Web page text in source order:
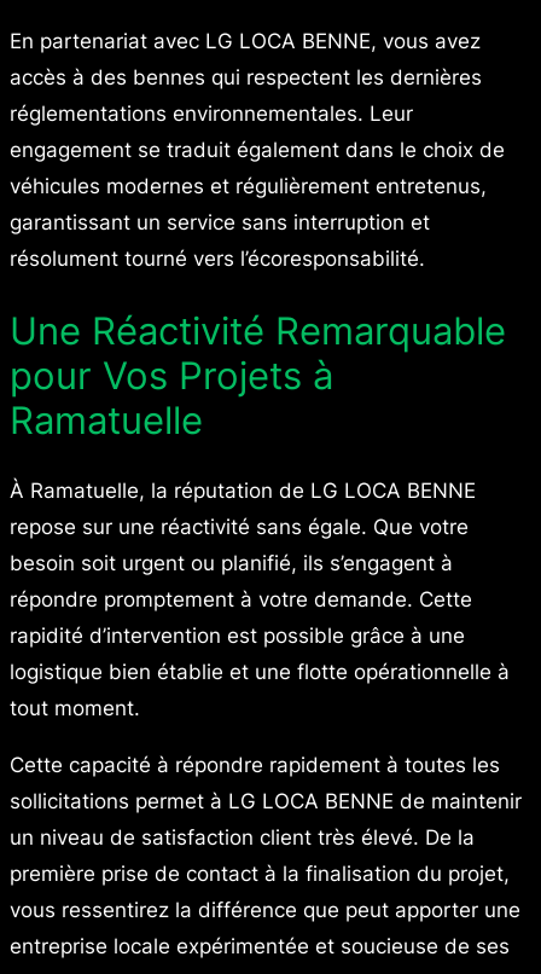
En partenariat avec LG LOCA BENNE, vous avez
accès à des bennes qui respectent les dernières
réglementations environnementales. Leur
engagement se traduit également dans le choix de
véhicules modernes et régulièrement entretenus,
garantissant un service sans interruption et
résolument tourné vers l’écoresponsabilité.
Une Réactivité Remarquable
pour Vos Projets à
Ramatuelle
À Ramatuelle, la réputation de LG LOCA BENNE
repose sur une réactivité sans égale. Que votre
besoin soit urgent ou planifié, ils s’engagent à
répondre promptement à votre demande. Cette
rapidité d’intervention est possible grâce à une
logistique bien établie et une flotte opérationnelle à
tout moment.
Cette capacité à répondre rapidement à toutes les
sollicitations permet à LG LOCA BENNE de maintenir
un niveau de satisfaction client très élevé. De la
première prise de contact à la finalisation du projet,
vous ressentirez la différence que peut apporter une
entreprise locale expérimentée et soucieuse de ses